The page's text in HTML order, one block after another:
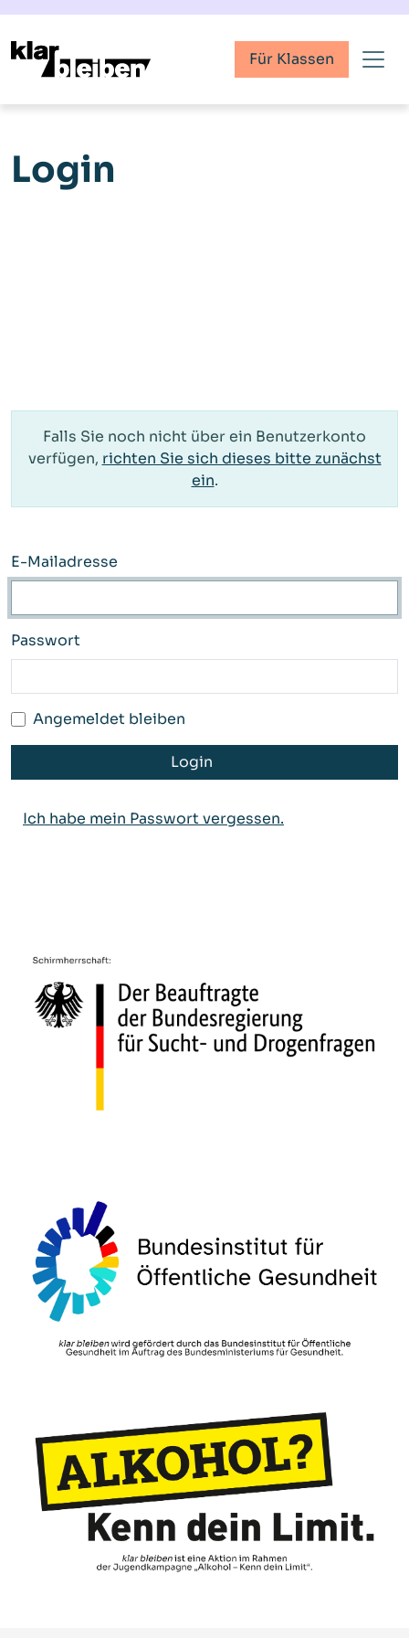
Für Klassen
Login
Falls Sie noch nicht über ein Benutzerkonto
verfügen, richten Sie sich dieses bitte zunächst
ein.
E-Mailadresse
Passwort
Angemeldet bleiben
Login
Ich habe mein Passwort vergessen.